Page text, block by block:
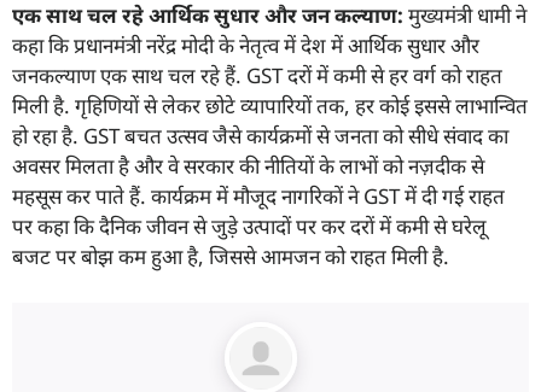
एक साथ चल रहे आर्थिक सुधार और जन कल्याण: मुख्यमंत्री धामी ने
कहा कि प्रधानमंत्री नरेंद्र मोदी के नेतृत्व में देश में आर्थिक सुधार और
जनकल्याण एक साथ चल रहे हैं. GST दरों में कमी से हर वर्ग को राहत
मिली है. गृहिणियों से लेकर छोटे व्यापारियों तक, हर कोई इससे लाभान्वित
हो रहा है. GST बचत उत्सव जैसे कार्यक्रमों से जनता को सीधे संवाद का
अवसर मिलता है और वे सरकार की नीतियों के लाभों को नज़दीक से
महसूस कर पाते हैं. कार्यक्रम में मौजूद नागरिकों ने GST में दी गई राहत
पर कहा कि दैनिक जीवन से जुड़े उत्पादों पर कर दरों में कमी से घरेलू
बजट पर बोझ कम हुआ है, जिससे आमजन को राहत मिली है.